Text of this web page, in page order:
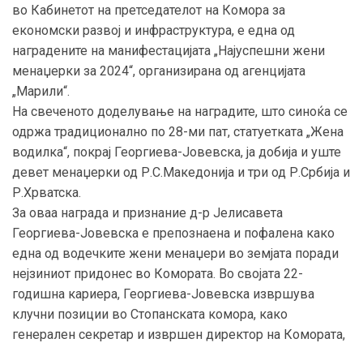
во Кабинетот на претседателот на Комора за
економски развој и инфраструктура, е една од
наградените на манифестацијата „Најуспешни жени
менаџерки за 2024“, организирана од агенцијата
„Марили“.
На свеченото доделување на наградите, што синоќа се
одржа традиционално по 28-ми пат, статуетката „Жена
водилка“, покрај Георгиева-Јовевска, ја добија и уште
девет менаџерки од Р.С.Македонија и три од Р.Србија и
Р.Хрватска.
За оваа награда и признание д-р Јелисавета
Георгиева-Јовевска е препознаена и пофалена како
една од водечките жени менаџери во земјата поради
нејзиниот придонес во Комората. Во својата 22-
годишна кариера, Георгиева-Јовевска извршува
клучни позиции во Стопанската комора, како
генерален секретар и извршен директор на Комората,